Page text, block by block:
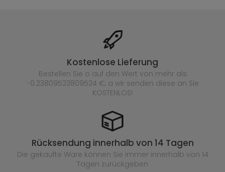
Kostenlose Lieferung
Bestellen Sie o auf den Wert von mehr als
-0.23809523809524 €, a wir senden diese an Sie
KOSTENLOS!
Rücksendung innerhalb von 14 Tagen
Die gekaufte Ware können Sie immer innerhalb von 14
Tagen zurückgeben